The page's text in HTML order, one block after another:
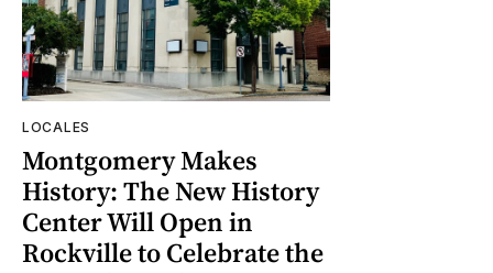
LOCALES
Montgomery Makes
History: The New History
Center Will Open in
Rockville to Celebrate the